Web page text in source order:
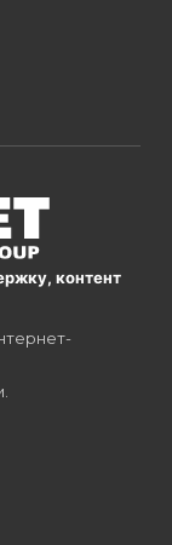
контент